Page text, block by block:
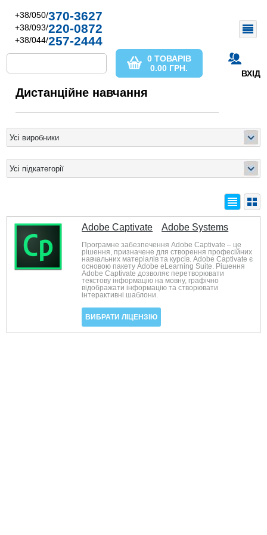
+38/050/370-3627
+38/093/220-0872
+38/044/257-2444
ВХІД
0 ТОВАРІВ
0.00 ГРН.
Дистанційне навчання
Adobe Captivate Adobe Systems
Програмне забезпечення Adobe Captivate – це
рішення, призначене для створення професійних
навчальних матеріалів та курсів. Adobe Captivate є
основою пакету Adobe eLearning Suite. Рішення
Adobe Captivate дозволяє перетворювати
текстову інформацію на мовну, графічно
відображати інформацію та створювати
інтерактивні шаблони.
ВИБРАТИ ЛІЦЕНЗІЮ